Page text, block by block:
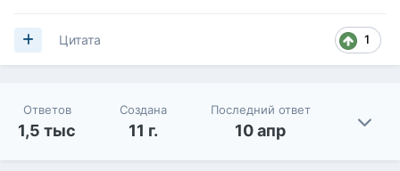
1
Цитата
Ответов
1,5 тыс
Создана
11 г.
Последний ответ
10 апр